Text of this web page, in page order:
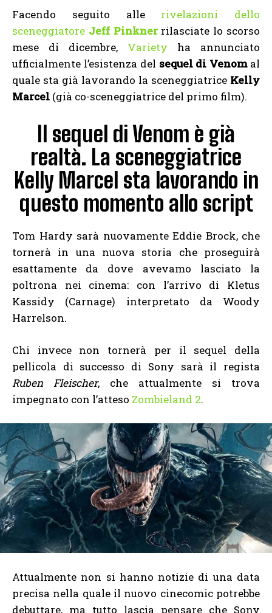
Facendo seguito alle rivelazioni dello
sceneggiatore Jeff Pinkner rilasciate lo scorso
mese di dicembre, Variety ha annunciato
ufficialmente l’esistenza del sequel di Venomal
quale sta già lavorando la sceneggiatrice Kelly
Marcel (già co-sceneggiatrice del primo film).
Il sequel di Venom è già
realtà. La sceneggiatrice
Kelly Marcel sta lavorando in
questo momento allo script
Tom Hardy sarà nuovamente Eddie Brock, che
tornerà in una nuova storia che proseguirà
esattamente da dove avevamo lasciato la
poltrona nei cinema: con l’arrivo di Kletus
Kassidy (Carnage) interpretato da Woody
Harrelson.
Chi invece non tornerà per il sequel della
pellicola di successo di Sony sarà il regista
Ruben Fleischer, che attualmente si trova
impegnato con l’atteso Zombieland 2.
Attualmente non si hanno notizie di una data
precisa nella quale il nuovo cinecomic potrebbe
debuttare, ma tutto lascia pensare che Sony